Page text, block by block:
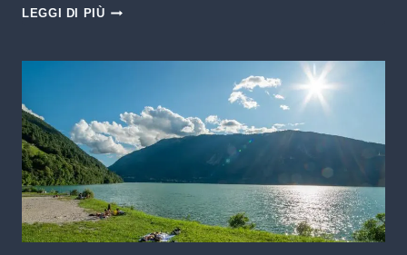
LEGGI DI PIÙNATALE